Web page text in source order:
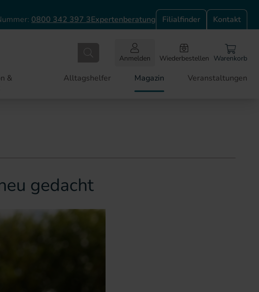
0800 342 397 3Expertenberatung Filialfinder Kontakt
Anmelden Wiederbestellen Warenkorb
&
Alltagshelfer Magazin Veranstaltungen
gedacht